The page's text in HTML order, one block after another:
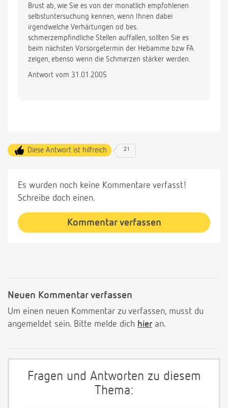
Brust ab, wie Sie es von der monatlich empfohlenen
selbstuntersuchung kennen, wenn Ihnen dabei
irgendwelche Verhärtungen od bes.
schmerzempfindliche Stellen auffallen, sollten Sie es
beim nächsten Vorsorgetermin der Hebamme bzw FA
zeigen, ebenso wenn die Schmerzen stärker werden.
Antwort vom 31.01.2005
Diese Antwort ist hilfreich 21
Es wurden noch keine Kommentare verfasst!
Schreibe doch einen.
Kommentar verfassen
Neuen Kommentar verfassen
Um einen neuen Kommentar zu verfassen, musst du
angemeldet sein. Bitte melde dich hier an.
Fragen und Antworten zu diesem
Thema: